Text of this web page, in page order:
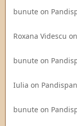
bunute on
Roxana Videscu on
bunute on
Iulia on
bunute on